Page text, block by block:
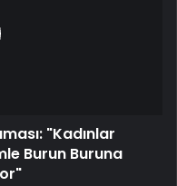
"Kadınlar
Burun Buruna